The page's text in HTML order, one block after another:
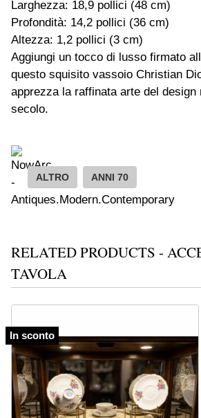
Larghezza: 18,9 pollici (48 cm)
Profondità: 14,2 pollici (36 cm)
Altezza: 1,2 pollici (3 cm)
Aggiungi un tocco di lusso firmato
questo squisito vassoio Christian
apprezza la raffinata arte del design
secolo.
ALTRO ANNI 70
RELATED PRODUCTS -
TAVOLA
In sconto